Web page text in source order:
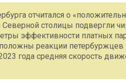
отчитался о
столицы подвергли
эффективности платных
реакции петербуржцев
года средняя скорость